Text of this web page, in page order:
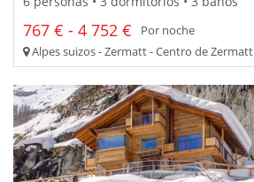
767 € - 4 752 €
Por noche
Alpes suizos - Zermatt - Centro de Zermatt